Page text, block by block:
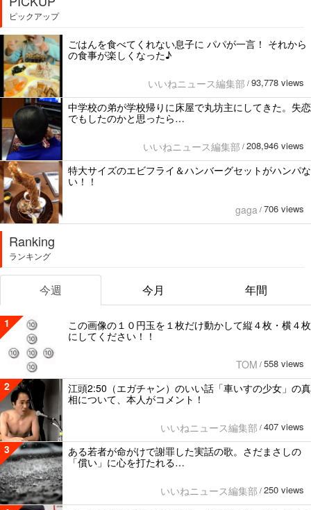
ピックアップ
ごはんを食べてくれない息子に パパが一言！ それから
の食事が楽しくなった♪
いいねニュース編集部 / 93,778 views
中学校の弟が学校帰りに床屋で丸坊主にしてきた。失恋
でもしたのかと思ったら…
いいねニュース編集部 / 208,946 views
特大サイズのエビフライ＆ハンバーグセットがハンパな
い！！
gaga / 706 views
Ranking
ランキング
今週 今月 年間
1
この画像の１０円玉を１枚だけ動かして縦４枚・横４枚
にしてください！！
TOM / 558 views
2
江頭2:50（エガチャン）のいい話「車いすの少女」の真
相について、本人がコメント！
いいねニュース編集部 / 407 views
3
ある若者が命がけで謝罪した実話の歌。さだまさしの
「償い」に心を打たれる…
いいねニュース編集部 / 250 views